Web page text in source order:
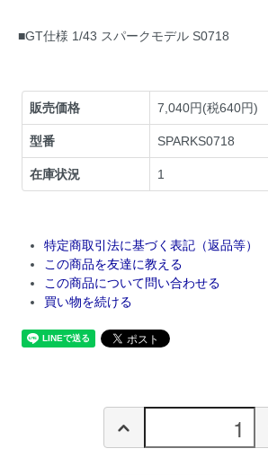
■GT仕様 1/43 スパークモデル S0718
販売価格 7,040円(税640円)
型番 SPARKS0718
在庫状況 1
特定商取引法に基づく表記（返品等）
この商品を友達に教える
この商品について問い合わせる
買い物を続ける